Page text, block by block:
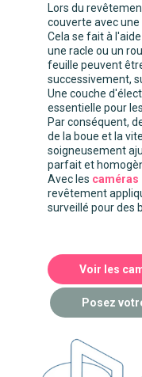
Lors du
couverte avec
Cela se fait à
une racle ou un
feuille peuvent
successivement,
Une couche
essentielle pour
Par conséquent,
de la boue et la
soigneusement
parfait et
Avec les caméras
revêtement
surveillé pour des
Voir les
Posez